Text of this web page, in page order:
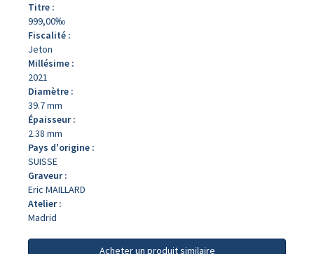
Titre :
999,00‰
Fiscalité :
Jeton
Millésime :
2021
Diamètre :
39.7 mm
Épaisseur :
2.38 mm
Pays d'origine :
SUISSE
Graveur :
Eric MAILLARD
Atelier :
Madrid
Acheter un produit similaire